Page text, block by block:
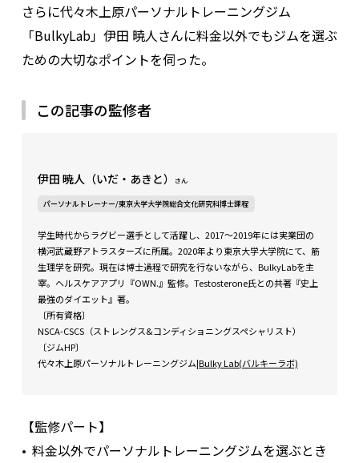
さらに代々木上原パーソナルトレーニングジム
「BulkyLab」伊田 暁人さんに料金以外でもジムを選ぶ
ための大切なポイントを伺った。
この記事の監修者
伊田 暁人（いだ・あきと） さん
パーソナルトレーナー/東京大学大学院総合文化研究科博士課程
学生時代からラグビー選手として活躍し、2017～2019年には実業団の
横河武蔵野アトラスターズに所属。2020年より東京大学大学院にて、筋
生理学を研究。現在は博士過程で研究を行ないながら、BulkyLabを主
宰。ヘルスケアアプリ『OWN.』監修。Testosterone氏との共著『史上
最強のダイエット』著。
〔所有資格〕
NSCA-CSCS（ストレングス&コンディショニングスペシャリスト）
〔ジムHP〕
代々木上原パーソナルトレーニングジム|Bulky Lab(バルキーラボ)
【監修パート】
料金以外でパーソナルトレーニングジムを選ぶとき